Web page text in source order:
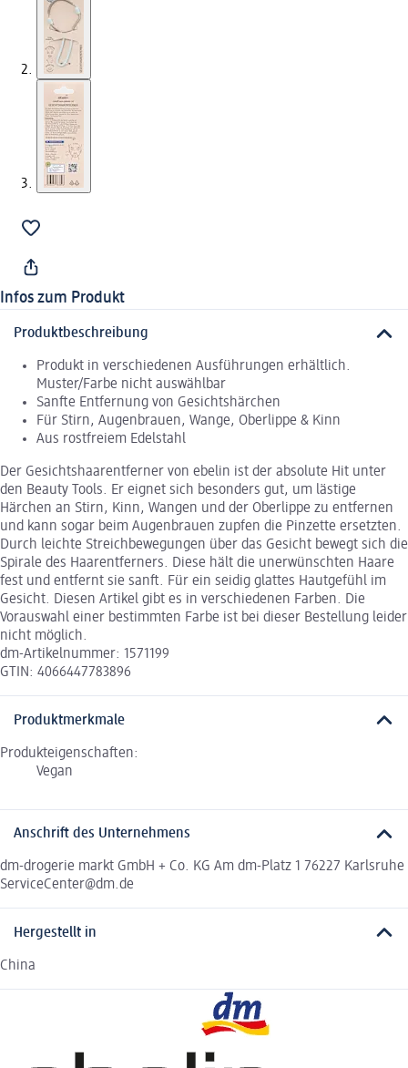
Infos zum Produkt
Produktbeschreibung
Produkt in verschiedenen Ausführungen erhältlich.
Muster/Farbe nicht auswählbar
Sanfte Entfernung von Gesichtshärchen
Für Stirn, Augenbrauen, Wange, Oberlippe & Kinn
Aus rostfreiem Edelstahl
Der Gesichtshaarentferner von ebelin ist der absolute Hit unter
den Beauty Tools. Er eignet sich besonders gut, um lästige
Härchen an Stirn, Kinn, Wangen und der Oberlippe zu entfernen
und kann sogar beim Augenbrauen zupfen die Pinzette ersetzten.
Durch leichte Streichbewegungen über das Gesicht bewegt sich die
Spirale des Haarentferners. Diese hält die unerwünschten Haare
fest und entfernt sie sanft. Für ein seidig glattes Hautgefühl im
Gesicht. Diesen Artikel gibt es in verschiedenen Farben. Die
Vorauswahl einer bestimmten Farbe ist bei dieser Bestellung leider
nicht möglich.
dm-Artikelnummer: 1571199
GTIN: 4066447783896
Produktmerkmale
Produkteigenschaften:
Vegan
Anschrift des Unternehmens
dm-drogerie markt GmbH + Co. KG Am dm-Platz 1 76227 Karlsruhe
ServiceCenter@dm.de
Hergestellt in
China